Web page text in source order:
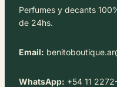
Perfumes y decants
de 24hs.
Email:
WhatsApp: +54 11